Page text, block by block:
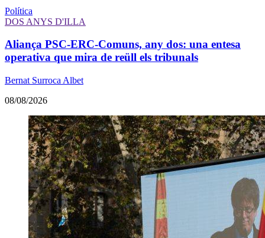
Política
DOS ANYS D'ILLA
Aliança PSC-ERC-Comuns, any dos: una entesa
operativa que mira de reüll els tribunals
Bernat Surroca Albet
08/08/2026